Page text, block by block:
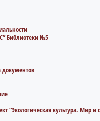
Библиотеки №5
документов
“Экологическая культура. Мир и